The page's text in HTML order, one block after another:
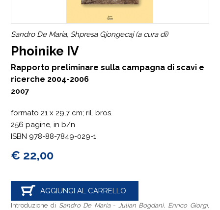
Sandro De Maria, Shpresa Gjongecaj (a cura di)
Phoinike IV
Rapporto preliminare sulla campagna di scavi e
ricerche 2004-2006
2007
formato 21 x 29,7 cm; ril. bros.
256 pagine, in b/n
ISBN 978-88-7849-029-1
€ 22,00
AGGIUNGI AL CARRELLO
Introduzione di Sandro De Maria- Julian Bogdani, Enrico Giorgi,